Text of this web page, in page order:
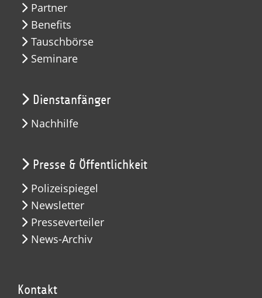
Partner
Benefits
Tauschbörse
Seminare
Dienstanfänger
Nachhilfe
Presse & Öffentlichkeit
Polizeispiegel
Newsletter
Presseverteiler
News-Archiv
Kontakt